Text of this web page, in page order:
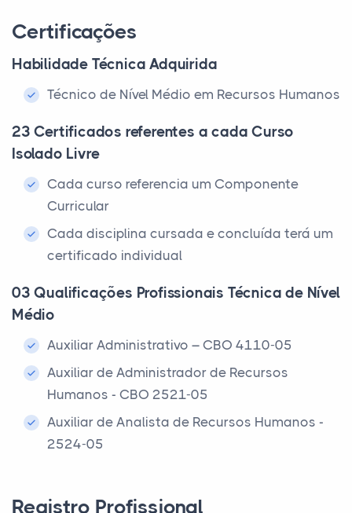
Certificações
Habilidade Técnica Adquirida
Técnico de Nível Médio em Recursos Humanos
23 Certificados referentes a cada Curso
Isolado Livre
Cada curso referencia um Componente
Curricular
Cada disciplina cursada e concluída terá um
certificado individual
03 Qualificações Profissionais Técnica de Nível
Médio
Auxiliar Administrativo – CBO 4110-05
Auxiliar de Administrador de Recursos
Humanos - CBO 2521-05
Auxiliar de Analista de Recursos Humanos -
2524-05
Registro Profissional